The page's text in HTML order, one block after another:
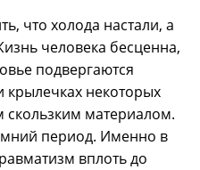
что холода настали, а
человека бесценна,
подвергаются
крылечках некоторых
скользким материалом.
период. Именно в
вплоть до